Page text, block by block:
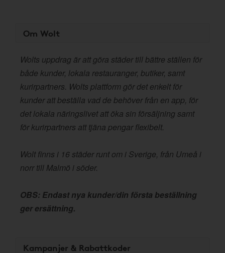
Om Wolt
Wolts uppdrag är att göra städer till bättre ställen för
både kunder, lokala restauranger, butiker, samt
kurirpartners. Wolts plattform gör det enkelt för
kunder att beställa vad de behöver från en app, för
det lokala näringslivet att öka sin försäljning samt
för kurirpartners att tjäna pengar flexibelt.
Wolt finns i 16 städer runt om i Sverige, från Umeå i
norr till Malmö i söder.
OBS: Endast nya kunder/din första beställning
ger ersättning.
Kampanjer & Rabattkoder